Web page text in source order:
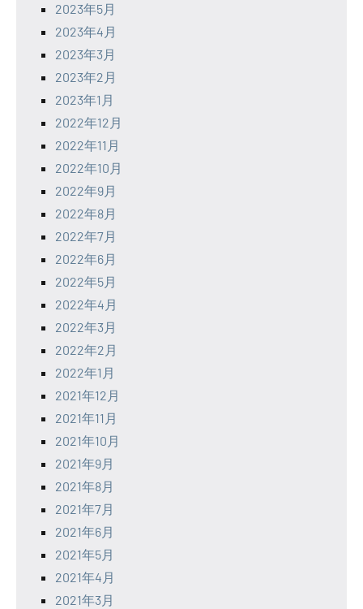
2023年5月
2023年4月
2023年3月
2023年2月
2023年1月
2022年12月
2022年11月
2022年10月
2022年9月
2022年8月
2022年7月
2022年6月
2022年5月
2022年4月
2022年3月
2022年2月
2022年1月
2021年12月
2021年11月
2021年10月
2021年9月
2021年8月
2021年7月
2021年6月
2021年5月
2021年4月
2021年3月